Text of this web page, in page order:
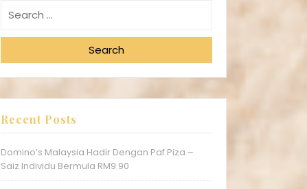
Search
Recent Posts
Domino’s Malaysia Hadir Dengan Paf Piza –
Saiz Individu Bermula RM9.90